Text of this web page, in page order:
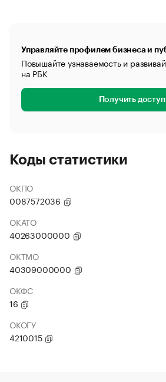
Управляйте профилем бизнеса и
Повышайте узнаваемость и
на РБК
Получить доступ
Коды статистики
ОКПО
0087572036
ОКАТО
40263000000
ОКТМО
40309000000
ОКФС
16
ОКОГУ
4210015